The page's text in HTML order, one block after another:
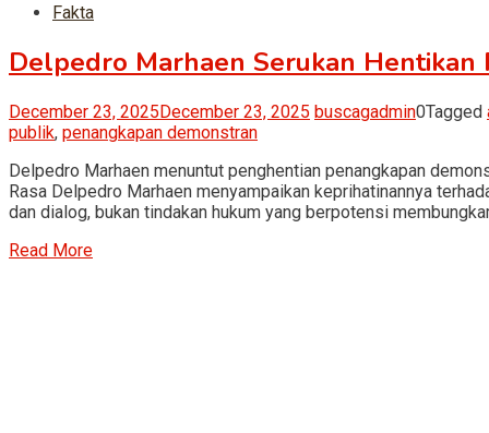
Fakta
Delpedro Marhaen Serukan Hentikan
December 23, 2025December 23, 2025 buscagadmin0Tagged
publik, penangkapan demonstran
Delpedro Marhaen menuntut penghentian penangkapan
Rasa Delpedro Marhaen menyampaikan keprihatinannya
dan dialog, bukan tindakan hukum yang berpotensi
Read More